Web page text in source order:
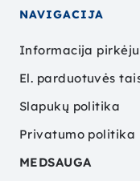
NAVIGACIJA
Informacija
El. parduotuvės
Slapukų politika
Privatumo politika
MEDSAUGA